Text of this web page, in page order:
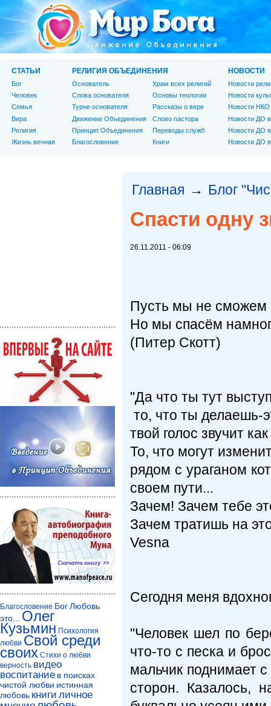
Главная → Блог
Спасти одну
26.11.2011 - 06:09
Пусть мы не сможем
Но мы спасём
(Питер Скотт)
"Да что ты тут
то, что ты делаешь-
твой голос звучит
То, что могут
рядом с ураганом
своем пути...
Зачем! Зачем тебе
Зачем тратишь на
Vesna
Сегодня меня
"Человек шел по
что-то с песка и
мальчик поднимает
сторон. Казалось,
СТАТЬИ
Бог
Человек
Cемья
Вера
Религия
Жизнь вечная
РЕЛИГИЯ ОБЪЕДИНЕНИЯ
Основатель
Слова основателя
Турне основателя
Движение Объединения
Принцип Объединения
Благословение
Храм всех религий
Основы теологии
Рассказы о вере
Слово пастора
Переводы служб
Книги
НОВОСТИ
Новости
Новости
Новости НКО
Новости ДО
Новости ДО
Новости ДО
Благословение БогЛюбовь
это...
Олег
Кузьмин Психология
любви Свой среди
своих Стихи о любви
верность видео
воспитание в поисках
чистой любви истинная
любовь книги личное